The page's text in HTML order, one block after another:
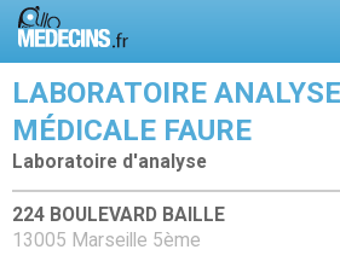
LABORATOIRE
MÉDICALE FAURE
Laboratoire d'analyse
224 BOULEVARD BAILLE
13005 Marseille 5ème